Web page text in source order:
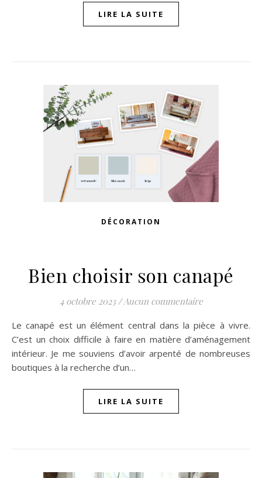
LIRE LA SUITE
DÉCORATION
Bien choisir son canapé
4 octobre 2023 /Aucun commentaire
Le canapé est un élément central dans la pièce à vivre.
C’est un choix difficile à faire en matière d’aménagement
intérieur. Je me souviens d’avoir arpenté de nombreuses
boutiques à la recherche d’un…
LIRE LA SUITE